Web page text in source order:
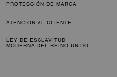
PROTECCIÓN DE MARCA
ATENCIÓN AL CLIENTE
LEY DE ESCLAVITUD
MODERNA DEL REINO UNIDO